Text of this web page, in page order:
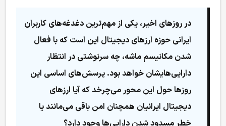
در روزهای اخیر، یکی از مهم‌ترین دغدغه‌های کاربران
ایرانی حوزه ارزهای دیجیتال این است که با فعال
شدن مکانیسم ماشه، چه سرنوشتی در انتظار
دارایی‌هایشان خواهد بود. پرسش‌های اساسی این
روزها حول این محور می‌چرخد که آیا ارزهای
دیجیتال ایرانیان همچنان امن باقی می‌مانند یا
خطر مسدود شدن دارایی‌ها وجود دارد؟